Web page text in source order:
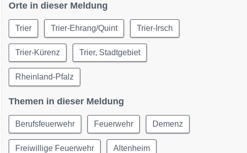
Orte in dieser Meldung
Trier Trier-Ehrang/Quint Trier-Irsch
Trier-Kürenz Trier, Stadtgebiet
Rheinland-Pfalz
Themen in dieser Meldung
Berufsfeuerwehr Feuerwehr Demenz
Freiwillige Feuerwehr Altenheim